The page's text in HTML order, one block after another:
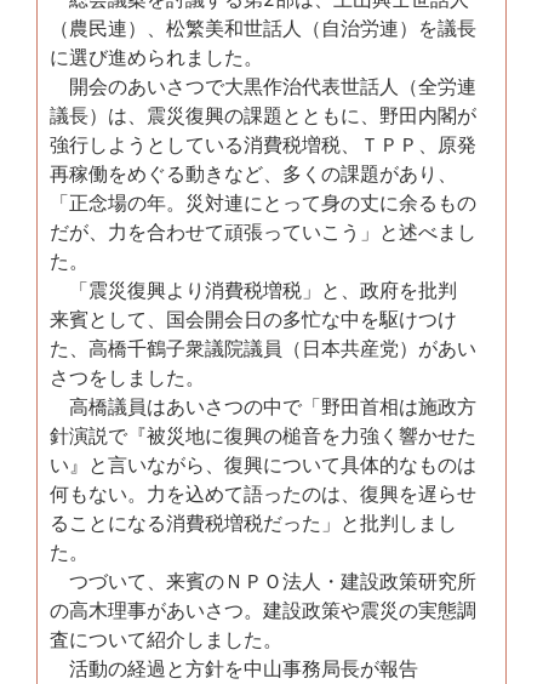
（農民連）、松繁美和世話人（自治労連）を議長
に選び進められました。
開会のあいさつで大黒作治代表世話人（全労連
議長）は、震災復興の課題とともに、野田内閣が
強行しようとしている消費税増税、ＴＰＰ、原発
再稼働をめぐる動きなど、多くの課題があり、
「正念場の年。災対連にとって身の丈に余るもの
だが、力を合わせて頑張っていこう」と述べまし
た。
「震災復興より消費税増税」と、政府を批判
来賓として、国会開会日の多忙な中を駆けつけ
た、高橋千鶴子衆議院議員（日本共産党）があい
さつをしました。
高橋議員はあいさつの中で「野田首相は施政方
針演説で『被災地に復興の槌音を力強く響かせた
い』と言いながら、復興について具体的なものは
何もない。力を込めて語ったのは、復興を遅らせ
ることになる消費税増税だった」と批判しまし
た。
つづいて、来賓のＮＰＯ法人・建設政策研究所
の高木理事があいさつ。建設政策や震災の実態調
査について紹介しました。
活動の経過と方針を中山事務局長が報告